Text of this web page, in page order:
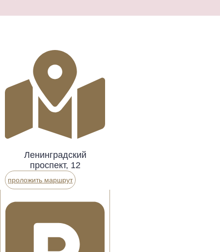
Ленинградский
проспект, 12
проложить маршрут